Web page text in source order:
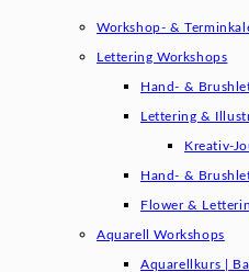
Workshop- &
Lettering Workshops
Hand- &
Lettering &
Kreativ-
Hand- &
Flower &
Aquarell Workshops
Aquarellkurs |